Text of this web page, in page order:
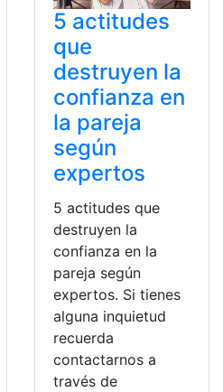
5 actitudes
que
destruyen la
confianza en
la pareja
según
expertos
5 actitudes que
destruyen la
confianza en la
pareja según
expertos. Si tienes
alguna inquietud
recuerda
contactarnos a
través de